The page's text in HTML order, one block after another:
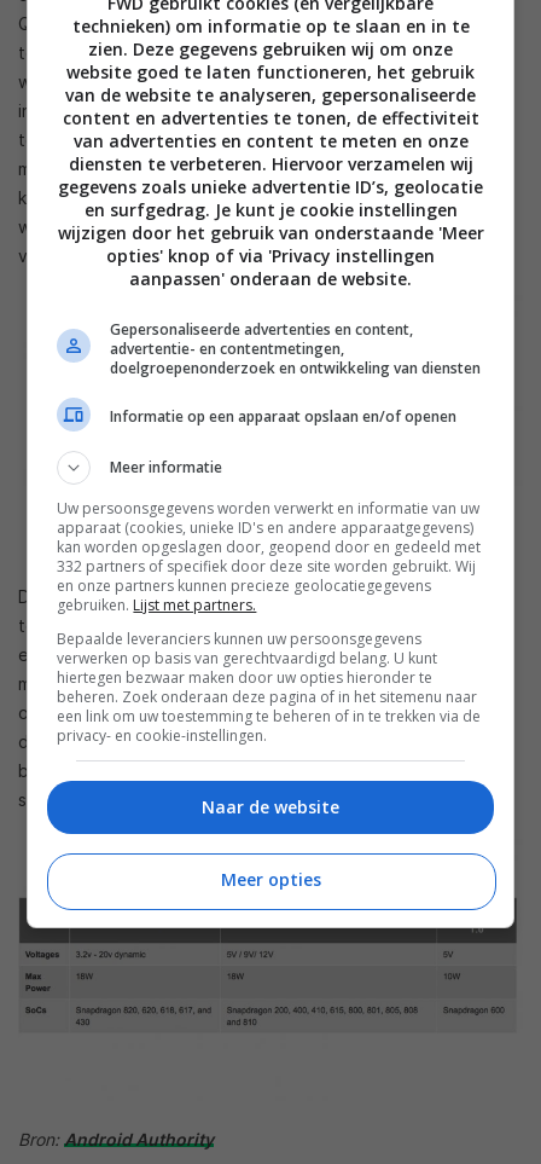
Quick Charge 2.0. In die efficiëntie zit hem dan ook de winst
tegenover QC 2.0. Door verschillende soorten voltages
wordt een accu efficiënter opgeladen. Bij QC 2.0 konden er
in totaal 4 soorten voltages als output worden gebruikt,
terwijl bij QC 3.0 elk voltage tussen de 3.2 Volt en en 20 Volt
met een interval van 0.2 Volt kan worden gebruikt. Hiermee
kan tijdens het opladen het benodigde voltage dynamisch
worden aangepast. Hoe voller de batterij wordt, hoe minder
voltage nodig is.
Door bij elke fase van het opladen het juiste aantal voltages
te leveren wordt er zo efficiënt mogelijk opgeladen. De
energie die verloren gaat bij het opladen wordt zo tot een
minimum beperkt. Bij het opladen wordt overtollige energie
omgezet in warmte. Een warme accu gaat minder lang mee
dan een koudere accu, waardoor QC 3.0 ook nog eens
beter is voor de levensduur van de batterij van je
smartphone.
Bron:Android Authority
technieken) om informatie op te slaan en in te
zien. Deze gegevens gebruiken wij om onze
website goed te laten functioneren, het gebruik
van de website te analyseren, gepersonaliseerde
content en advertenties te tonen, de effectiviteit
van advertenties en content te meten en onze
diensten te verbeteren. Hiervoor verzamelen wij
gegevens zoals unieke advertentie ID’s, geolocatie
en surfgedrag. Je kunt je cookie instellingen
wijzigen door het gebruik van onderstaande 'Meer
opties' knop of via 'Privacy instellingen
aanpassen' onderaan de website.
Gepersonaliseerde advertenties en content,
advertentie- en contentmetingen,
doelgroepenonderzoek en ontwikkeling van diensten
Informatie op een apparaat opslaan en/of openen
Meer informatie
Uw persoonsgegevens worden verwerkt en informatie van uw
apparaat (cookies, unieke ID's en andere apparaatgegevens)
kan worden opgeslagen door, geopend door en gedeeld met
332 partners of specifiek door deze site worden gebruikt. Wij
en onze partners kunnen precieze geolocatiegegevens
gebruiken. Lijst met partners.
Bepaalde leveranciers kunnen uw persoonsgegevens
verwerken op basis van gerechtvaardigd belang. U kunt
hiertegen bezwaar maken door uw opties hieronder te
beheren. Zoek onderaan deze pagina of in het sitemenu naar
een link om uw toestemming te beheren of in te trekken via de
privacy- en cookie-instellingen.
Naar de website
Meer opties